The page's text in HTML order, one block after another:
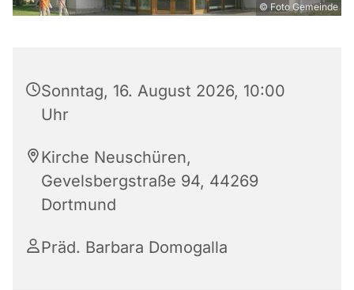
© Foto Gemeinde
Sonntag, 16. August 2026, 10:00
Uhr
Kirche Neuschüren,
Gevelsbergstraße 94, 44269
Dortmund
Präd. Barbara Domogalla